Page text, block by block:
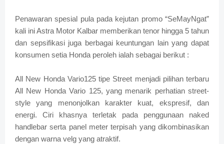
Penawaran spesial pula pada kejutan promo “SeMayNgat”
kali ini Astra Motor Kalbar memberikan tenor hingga 5 tahun
dan sepsifikasi juga berbagai keuntungan lain yang dapat
konsumen setia Honda peroleh ialah sebagai berikut :
All New Honda Vario125 tipe Street menjadi pilihan terbaru
All New Honda Vario 125, yang menarik perhatian street-
style yang menonjolkan karakter kuat, ekspresif, dan
energi. Ciri khasnya terletak pada penggunaan naked
handlebar serta panel meter terpisah yang dikombinasikan
dengan warna velg yang atraktif.